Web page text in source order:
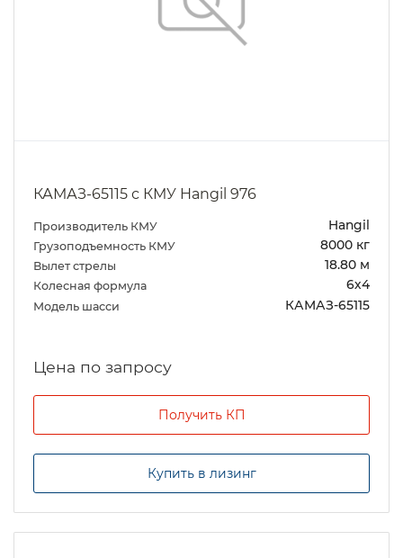
КАМАЗ-65115 с КМУ Hangil 976
Производитель КМУ Hangil
Грузоподъемность КМУ 8000 кг
Вылет стрелы 18.80 м
Колесная формула 6х4
Модель шасси КАМАЗ-65115
Цена по запросу
Получить КП
Купить в лизинг